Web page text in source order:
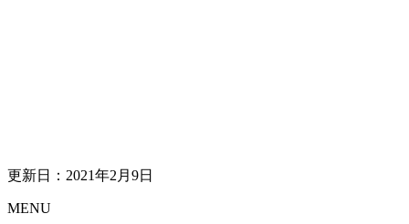
更新日：2021年2月9日
MENU